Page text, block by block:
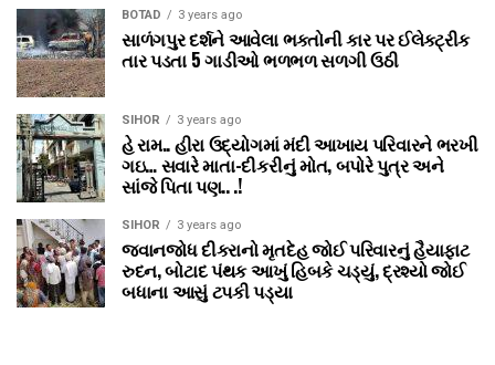
BOTAD 3 years ago
સાળંગપુર દર્શને આવેલા ભક્તોની કાર પર ઈલેક્ટ્રીક
તાર પડતા 5 ગાડીઓ ભળભળ સળગી ઉઠી
SIHOR 3 years ago
હે રામ.. હીરા ઉદ્યોગમાં મંદી આખાય પરિવારને ભરખી
ગઇ… સવારે માતા-દીકરીનું મોત, બપોરે પુત્ર અને
સાંજે પિતા પણ.. .!
SIHOR 3 years ago
જવાનજોધ દીકરાનો મૃતદેહ જોઈ પરિવારનું હૈયાફાટ
રુદન, બોટાદ પંથક આખું હિબકે ચડ્યું, દ્રશ્યો જોઈ
બધાના આસું ટપકી પડ્યા